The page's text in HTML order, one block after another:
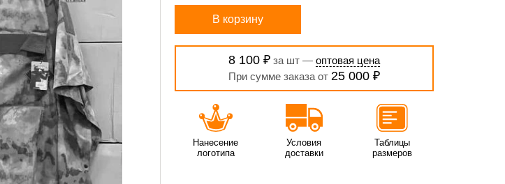
В корзину
8 100 ₽за шт — оптовая цена
При сумме заказа от 25 000 ₽
Нанесение
логотипа
Условия
доставки
Таблицы
размеров